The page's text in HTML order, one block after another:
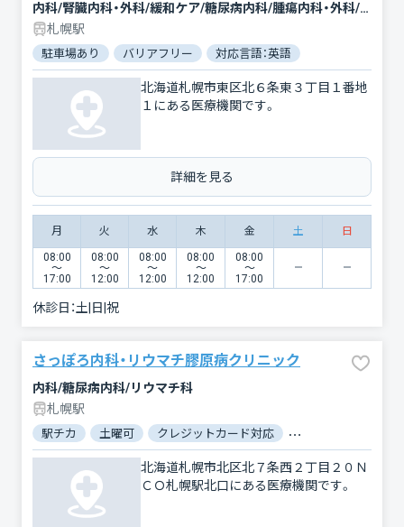
内科/腎臓内科・外科/緩和ケア/糖尿病内科/腫瘍内科・外科/心臓血管外科/放射線科/形成外科/婦人科/眼科/リハビリテーション/外科/乳腺外科/麻酔科/整形外科/泌尿器科/臨床検査・病理診断/脳神経外科/呼吸器内科/呼吸器外科/消化器科/循環器科
札幌駅
駐車場あり バリアフリー 対応言語：英語
北海道札幌市東区北６条東３丁目１番地
１にある医療機関です。
詳細を見る
月 火 水 木 金 土 日
08:00
〜
17:00
08:00
〜
12:00
08:00
〜
12:00
08:00
〜
12:00
08:00
〜
17:00
休診日：土|日|祝
さっぽろ内科・リウマチ膠原病クリニック
内科/糖尿病内科/リウマチ科
札幌駅
駅チカ 土曜可 クレジットカード対応 マイナ保険証対応
北海道札幌市北区北７条西２丁目２０Ｎ
ＣＯ札幌駅北口にある医療機関です。